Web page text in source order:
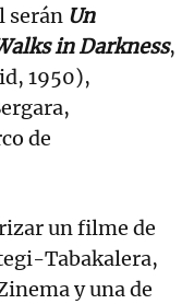
serán Un
in Darkness,
1950),
de
un filme de
Tabakalera,
y una de